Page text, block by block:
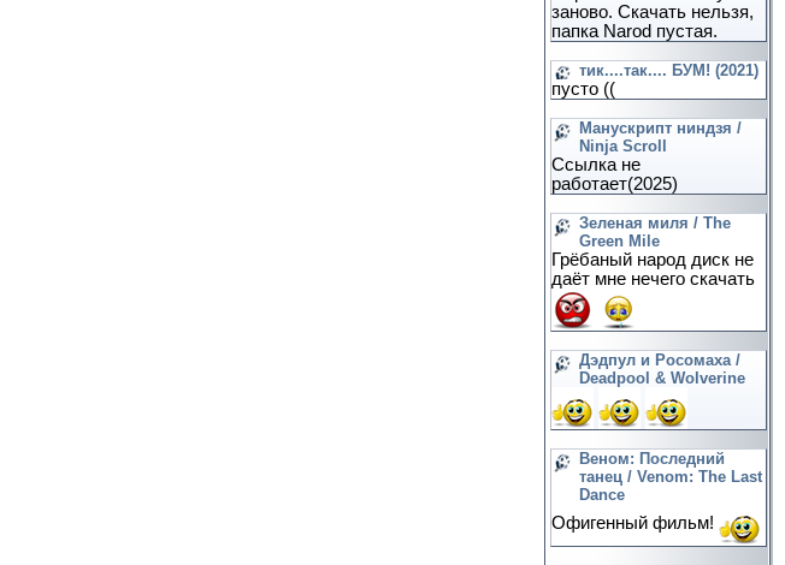
заново. Скачать нельзя,
папка Narod пустая.
тик....так.... БУМ! (2021)
пусто ((
Манускрипт ниндзя /
Ninja Scroll
Ссылка не
работает(2025)
Зеленая миля / The
Green Mile
Грёбаный народ диск не
даёт мне нечего скачать
Дэдпул и Росомаха /
Deadpool & Wolverine
Веном: Последний
танец / Venom: The Last
Dance
Офигенный фильм!